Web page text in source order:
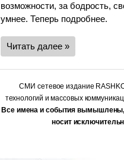
возможности, за бодрость,
умнее. Теперь подробнее.
Читать далее »
СМИ сетевое издание
технологий и массовых
Все имена и события
носит